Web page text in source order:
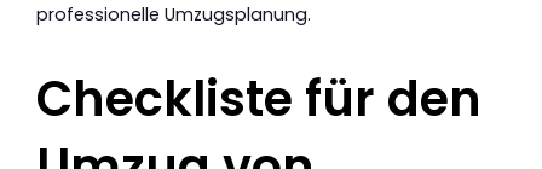
professionelle Umzugsplanung.
Checkliste für den